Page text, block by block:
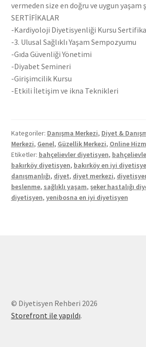
vermeden size en doğru ve uygun yaşam
SERTİFİKALAR
-Kardiyoloji Diyetisyenliği Kursu
-3. Ulusal Sağlıklı Yaşam Sempozyumu
-Gıda Güvenliği Yönetimi
-Diyabet Semineri
-Girişimcilik Kursu
-Etkili İletişim ve ikna Teknikleri
Kategoriler: Danışma Merkezi, Diyet &
Merkezi, Genel, Güzellik Merkezi, Online
Etiketler: bahçelievler diyetisyen,
bakırköy diyetisyen, bakırköy en iyi
danışmanlığı, diyet, diyet merkezi,
beslenme, sağlıklı yaşam, şeker hastalığı
diyetisyen, yenibosna en iyi diyetisyen
© Diyetisyen Rehberi 2026
Storefront ile yapıldı.